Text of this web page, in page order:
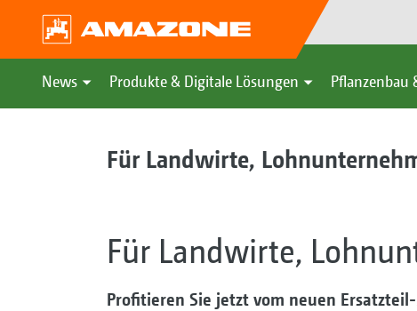
News Produkte & Digitale Lösungen Pflanzenbau
Für Landwirte,
Für Landwirte,
Profitieren Sie jetzt vom neuen